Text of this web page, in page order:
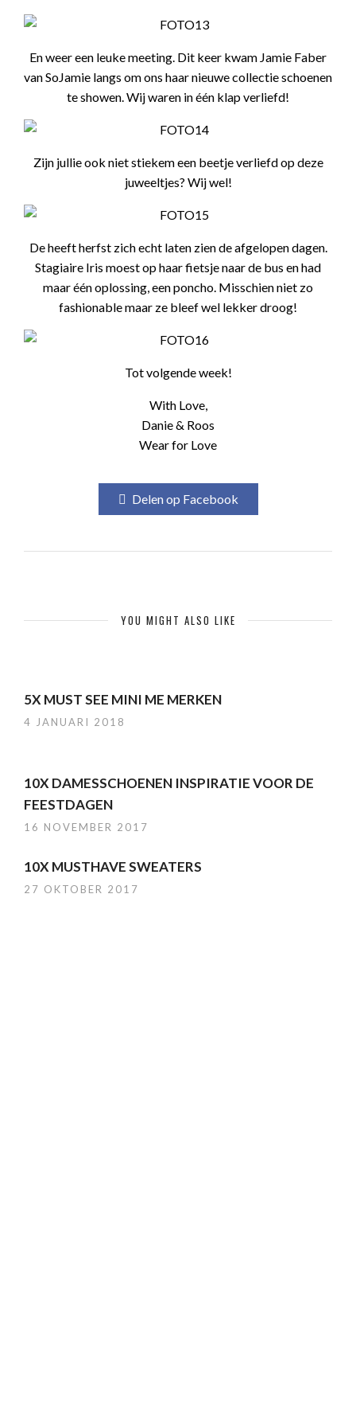
En weer een leuke meeting. Dit keer kwam Jamie Faber
van SoJamie langs om ons haar nieuwe collectie schoenen
te showen. Wij waren in één klap verliefd!
Zijn jullie ook niet stiekem een beetje verliefd op deze
juweeltjes? Wij wel!
De heeft herfst zich echt laten zien de afgelopen dagen.
Stagiaire Iris moest op haar fietsje naar de bus en had
maar één oplossing, een poncho. Misschien niet zo
fashionable maar ze bleef wel lekker droog!
Tot volgende week!
With Love,
Danie & Roos
Wear for Love
Delen op Facebook
YOU MIGHT ALSO LIKE
5X MUST SEE MINI ME MERKEN
4 JANUARI 2018
10X DAMESSCHOENEN INSPIRATIE VOOR DE
FEESTDAGEN
16 NOVEMBER 2017
10X MUSTHAVE SWEATERS
27 OKTOBER 2017